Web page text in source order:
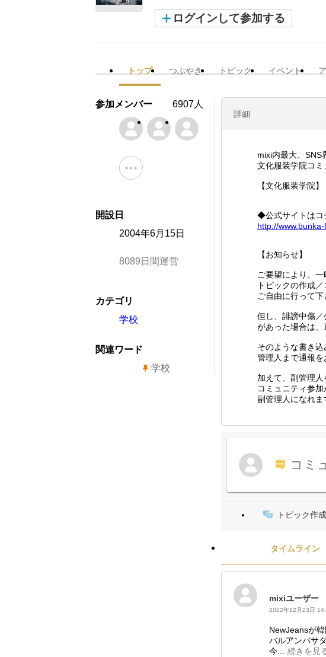
ログインして参加する
トップ つぶやき トピック イベント
詳細
mixi内最大、SNS
文化服装学院コミ
【文化服装学院】
◆公式サイトはコ
http://www.bunka-
【お知らせ】
ご要望により、一
トピックの作成
ご自由に行って下
但し、誹謗中傷
があった場合は、
そのような書き
管理人まで通報を
加えて、副管理人
コミュニティ参
副管理人になれま
コミ
トピック作成
タイムライン
mixiユーザー
2022年12月23日
NewJeansが
バルアンバサ
今...
続きを見
参加メンバー 6907人
開設日
2004年6月15日
8089日間運営
カテゴリ
学校
関連ワード
学校